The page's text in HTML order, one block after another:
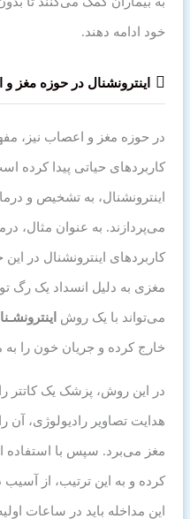
خود ادامه دهند.
اینترونشنال در حوزه مغز
در حوزه مغز و اعصاب نیز،
کاربردهای حیاتی پیدا کرده
اینترونشنال، به تشخیص و
می‌پردازند. به عنوان مثال،
کاربردهای اینترونشنال در
مغزی به دلیل انسداد یک
می‌تواند با یک روش
خارج کرده و جریان خون را به
در این روش، پزشک یک کاتتر
هدایت تصاویر رادیولوژی،
مغز می‌برد. سپس با استفاده
کرده و به این ترتیب، از
این مداخله باید در ساعات